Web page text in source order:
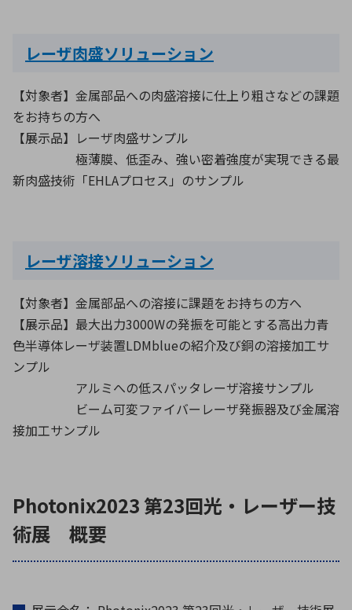
レーザ肉盛ソリューション
【対象者】金属部品への肉盛溶接に仕上り粗さなどの課題
をお持ちの方へ
【展示品】レーザ肉盛サンプル
極薄膜、低歪み、強い密着強度が実現できる最
新肉盛技術「EHLAプロセス」のサンプル
レーザ溶接ソリューション
【対象者】金属部品への溶接に課題をお持ちの方へ
【展示品】最大出力3000Wの発振を可能とする高出力青
色半導体レーザ装置LDMblueの紹介及び銅の溶接加工サ
ンプル
アルミへの低スパッタレーザ溶接サンプル
ビーム可変ファイバーレーザ発振器及び金属溶
接加工サンプル
Photonix2023 第23回光・レーザー技
術展 概要